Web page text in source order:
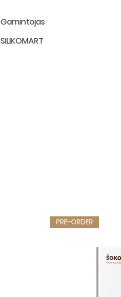
PRE-ORDER
Gamintojas
SILIKOMART